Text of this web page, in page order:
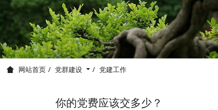
网站首页 党群建设 党建工作
你的党费应该交多少？